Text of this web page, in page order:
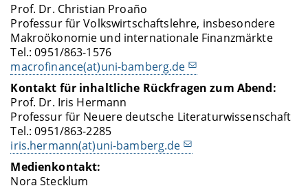
Prof. Dr. Christian Proaño
Professur für Volkswirtschaftslehre, insbesondere
Makroökonomie und internationale Finanzmärkte
Tel.: 0951/863-1576
macrofinance(at)uni-bamberg.de
Kontakt für inhaltliche Rückfragen zum Abend:
Prof. Dr. Iris Hermann
Professur für Neuere deutsche Literaturwissenschaft
Tel.: 0951/863-2285
iris.hermann(at)uni-bamberg.de
Medienkontakt:
Nora Stecklum